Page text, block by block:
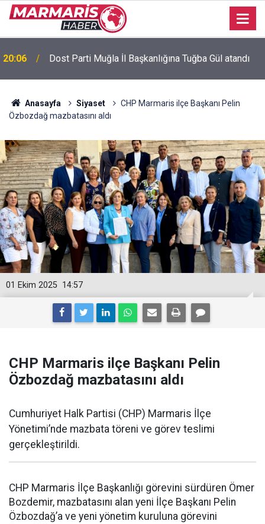
16:51
Bursaspor’da 2026-2027 sezonu forma numaraları
açıklandı
Anasayfa Siyaset
CHP Marmaris ilçe Başkanı Pelin
Özbozdağ mazbatasını aldı
14:57
01 Ekim 2025
CHP Marmaris ilçe Başkanı Pelin
Özbozdağ mazbatasını aldı
Cumhuriyet Halk Partisi (CHP) Marmaris İlçe
Yönetimi’nde mazbata töreni ve görev teslimi
gerçekleştirildi.
CHP Marmaris İlçe Başkanlığı görevini sürdüren Ömer
Bozdemir, mazbatasını alan yeni İlçe Başkanı Pelin
Özbozdağ’a ve yeni yönetim kuruluna görevini